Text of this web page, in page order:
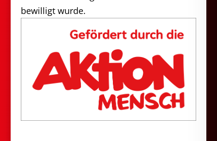
bewilligt wurde.